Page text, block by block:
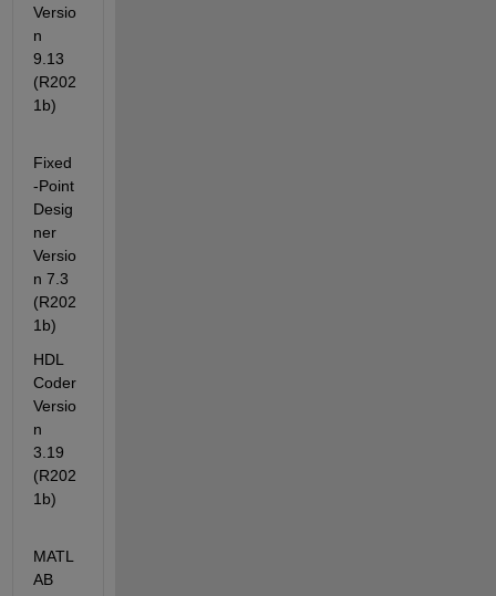
Versio
n
9.13
(R202
1b)
Fixed
-Point
Desig
ner
Versio
n 7.3
(R202
1b)
HDL
Coder
Versio
n
3.19
(R202
1b)
MATL
AB